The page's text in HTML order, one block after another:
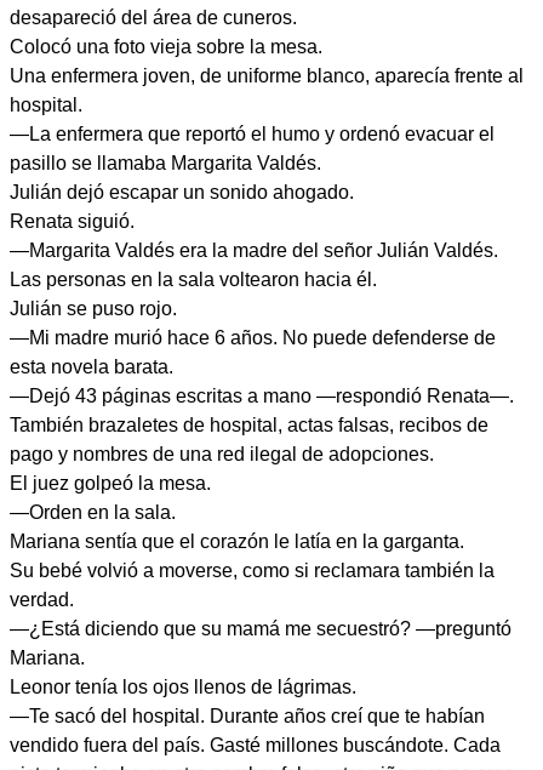
desapareció del área de cuneros.
Colocó una foto vieja sobre la mesa.
Una enfermera joven, de uniforme blanco, aparecía frente al
hospital.
—La enfermera que reportó el humo y ordenó evacuar el
pasillo se llamaba Margarita Valdés.
Julián dejó escapar un sonido ahogado.
Renata siguió.
—Margarita Valdés era la madre del señor Julián Valdés.
Las personas en la sala voltearon hacia él.
Julián se puso rojo.
—Mi madre murió hace 6 años. No puede defenderse de
esta novela barata.
—Dejó 43 páginas escritas a mano —respondió Renata—.
También brazaletes de hospital, actas falsas, recibos de
pago y nombres de una red ilegal de adopciones.
El juez golpeó la mesa.
—Orden en la sala.
Mariana sentía que el corazón le latía en la garganta.
Su bebé volvió a moverse, como si reclamara también la
verdad.
—¿Está diciendo que su mamá me secuestró? —preguntó
Mariana.
Leonor tenía los ojos llenos de lágrimas.
—Te sacó del hospital. Durante años creí que te habían
vendido fuera del país. Gasté millones buscándote. Cada